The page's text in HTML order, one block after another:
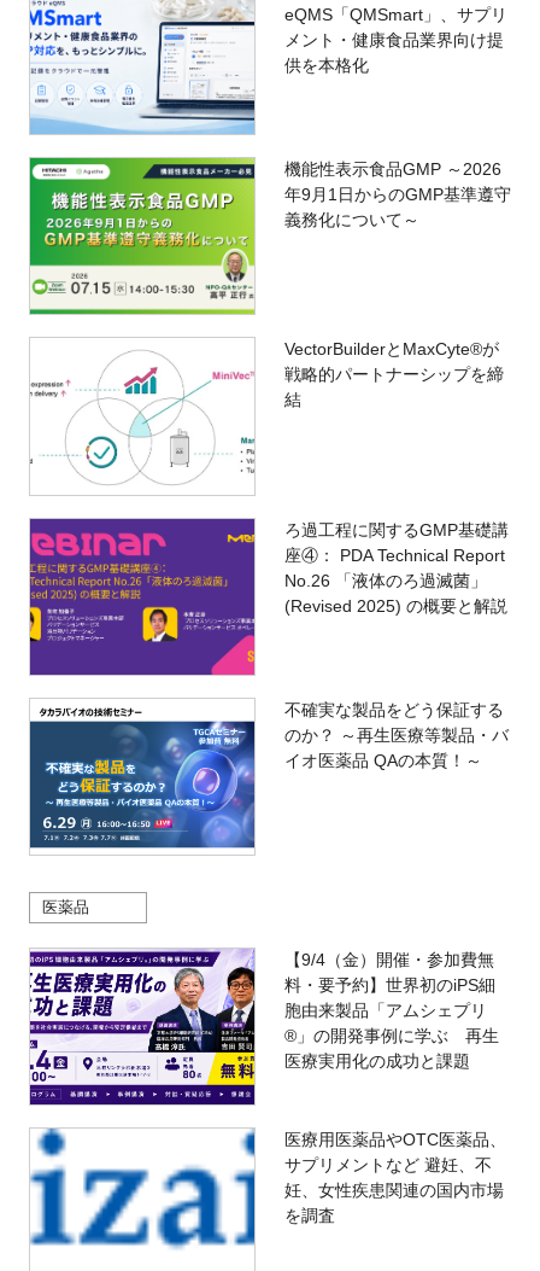
eQMS「QMSmart」、サプリ
メント・健康食品業界向け提
供を本格化
機能性表示食品GMP ～2026
年9月1日からのGMP基準遵守
義務化について～
VectorBuilderとMaxCyte®が
戦略的パートナーシップを締
結
ろ過工程に関するGMP基礎講
座④： PDA Technical Report
No.26 「液体のろ過滅菌」
(Revised 2025) の概要と解説
不確実な製品をどう保証する
のか？ ～再生医療等製品・バ
イオ医薬品 QAの本質！～
医薬品
【9/4（金）開催・参加費無
料・要予約】世界初のiPS細
胞由来製品「アムシェプリ
®」の開発事例に学ぶ 再生
医療実用化の成功と課題
医療用医薬品やOTC医薬品、
サプリメントなど 避妊、不
妊、女性疾患関連の国内市場
を調査